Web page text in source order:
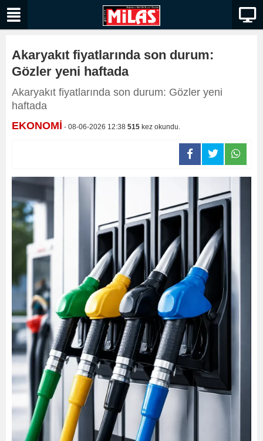
Akaryakıt fiyatlarında son durum:
Gözler yeni haftada
Akaryakıt fiyatlarında son durum: Gözler yeni
haftada
EKONOMİ - 08-06-2026 12:38 515 kez okundu.